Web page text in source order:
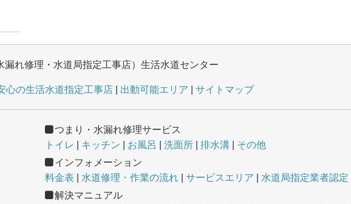
れ修理・水道局指定工事店）生活水道センター
心の生活水道指定工事店 出動可能エリア サイトマップ
つまり・水漏れ修理サービス
トイレ
キッチン お風呂 洗面所 排水溝
その他
インフォメーション
料金表
水道修理・作業の流れ サービスエリア 水道局指定業者認定
解決マニュアル